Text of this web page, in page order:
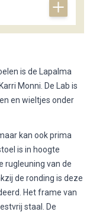
is de Lapalma
Monni. De Lab is
en wieltjes onder
kan ook prima
is in hoogte
rugleuning van de
de ronding is deze
Het frame van
staal. De